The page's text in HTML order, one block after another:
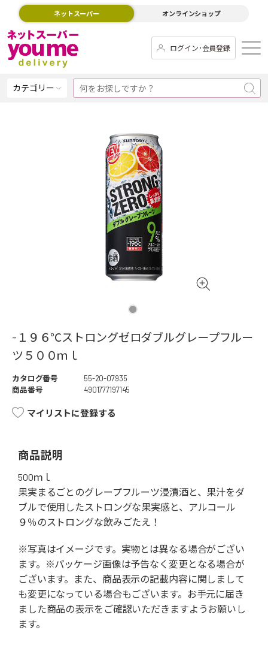
ネットスーパー オンラインショップ
ログイン･会員登録
カテゴリー
-１９６℃ストロングゼロダブルグレープフルー
ツ５００ｍｌ
カタログ番号
55-20-07935
商品番号
4901777197145
マイリストに登録する
商品説明
500ｍｌ
果実まるごとのグレープフルーツ浸漬酒と、果汁をダ
ブルで使用したストロングな果実感と、アルコール
９％のストロングな飲みごたえ！
※写真はイメージです。実物とは異なる場合がござい
ます。※パッケージ画像は予告なく変更となる場合が
ございます。また、商品表示の記載内容に関しまして
も変更になっている場合もございます。お手元に届き
ました商品の表示をご確認いただきますようお願いし
ます。